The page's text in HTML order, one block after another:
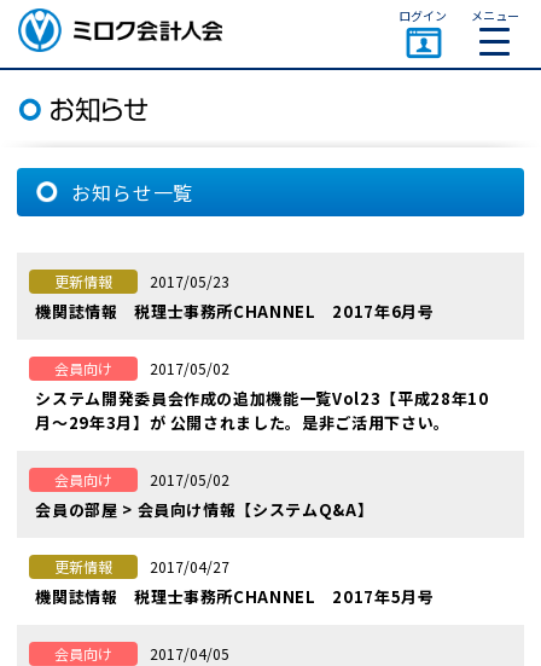
ミロク会計人会 MIROKU
ACCOUNTING PERSON
ASSOCIATION
ログイン メニュー
お知らせ一覧
更新情報 2017/05/23
機関誌情報 税理士事務所CHANNEL 2017年6月号
会員向け 2017/05/02
システム開発委員会作成の追加機能一覧Vol23【平成28年10
月〜29年3月】が 公開されました。是非ご活用下さい。
会員向け 2017/05/02
会員の部屋 > 会員向け情報【システムQ&A】
更新情報 2017/04/27
機関誌情報 税理士事務所CHANNEL 2017年5月号
会員向け 2017/04/05